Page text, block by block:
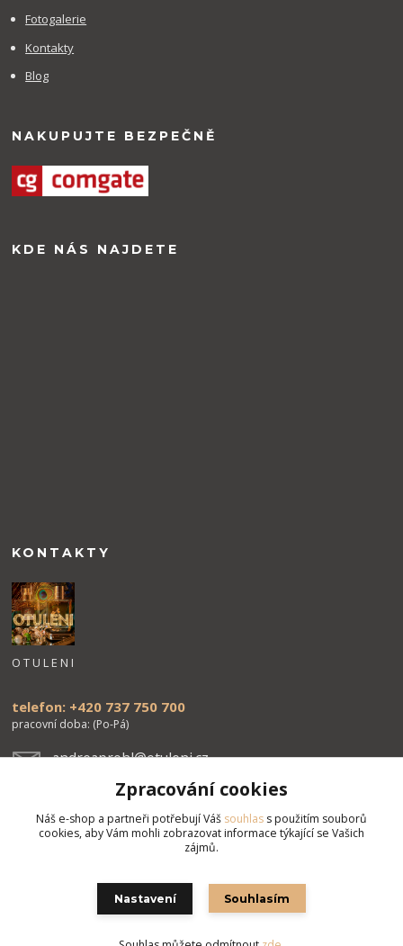
Fotogalerie
Kontakty
Blog
NAKUPUJTE BEZPEČNĚ
KDE NÁS NAJDETE
KONTAKTY
O T U L E N I
telefon: +420 737 750 700
pracovní doba: (Po-Pá)
andreaprohl@otuleni.cz
Upravit sběr cookies.
Zpracování cookies
Náš e-shop a partneři potřebují Váš souhlas s použitím souborů
cookies, aby Vám mohli zobrazovat informace týkající se Vašich
zájmů.
Nastavení Souhlasím